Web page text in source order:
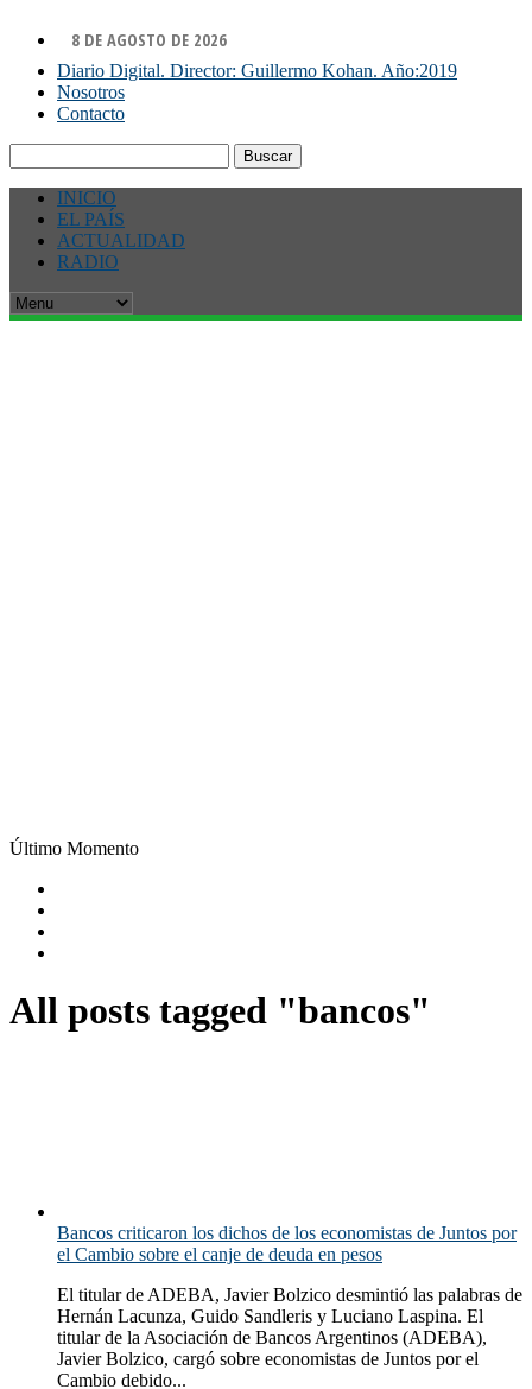
8 DE AGOSTO DE 2026
Diario Digital. Director: Guillermo Kohan. Año:2019
Nosotros
Contacto
INICIO
EL PAÍS
ACTUALIDAD
RADIO
Último Momento
All posts tagged "bancos"
Bancos criticaron los dichos de los economistas de Juntos por
el Cambio sobre el canje de deuda en pesos
El titular de ADEBA, Javier Bolzico desmintió las palabras de
Hernán Lacunza, Guido Sandleris y Luciano Laspina. El
titular de la Asociación de Bancos Argentinos (ADEBA),
Javier Bolzico, cargó sobre economistas de Juntos por el
Cambio debido...